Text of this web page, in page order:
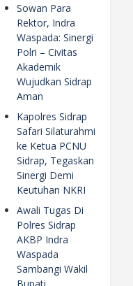
Sowan Para
Rektor, Indra
Waspada: Sinergi
Polri – Civitas
Akademik
Wujudkan Sidrap
Aman
Kapolres Sidrap
Safari Silaturahmi
ke Ketua PCNU
Sidrap, Tegaskan
Sinergi Demi
Keutuhan NKRI
Awali Tugas Di
Polres Sidrap
AKBP Indra
Waspada
Sambangi Wakil